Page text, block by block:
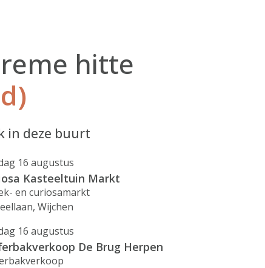
hitte
in deze buurt
16 augustus
Kasteeltuin Markt
en curiosamarkt
Wijchen
16 augustus
De Brug Herpen